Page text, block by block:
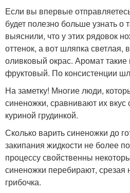
Если вы впервые
будет полезно больше узнать о
выяснили, что у этих рядовок
оттенок, а вот шляпка светлая,
оливковый окрас. Аромат
фруктовый. По консистенции
На заметку! Многие люди,
синеножки, сравнивают их
куриной грудинкой.
Сколько варить синеножки до
закипания жидкости не более
процессу свойственны
синеножки перебирают,
грибочка.